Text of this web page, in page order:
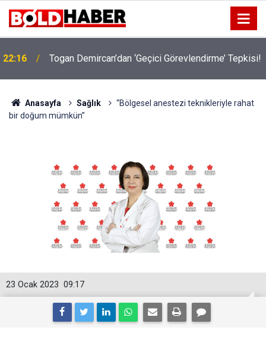
19:32 Sıcak Havalarda Ödem Şikayetini Hafife Almayın!
Anasayfa Sağlık
“Bölgesel anestezi teknikleriyle rahat
bir doğum mümkün”
09:17
23 Ocak 2023